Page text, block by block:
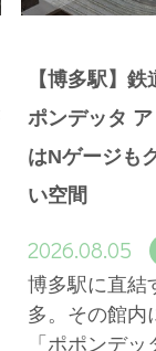
【博多駅】
ポンデッタ
はNゲージも
い空間
2026.08.05
博多駅に直結
多。その館内
「ポポンデ